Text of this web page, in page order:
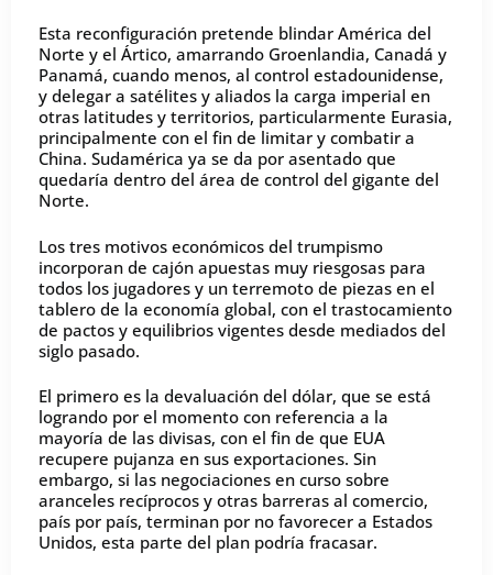
Esta reconfiguración pretende blindar América del
Norte y el Ártico, amarrando Groenlandia, Canadá y
Panamá, cuando menos, al control estadounidense,
y delegar a satélites y aliados la carga imperial en
otras latitudes y territorios, particularmente Eurasia,
principalmente con el fin de limitar y combatir a
China. Sudamérica ya se da por asentado que
quedaría dentro del área de control del gigante del
Norte.
Los tres motivos económicos del trumpismo
incorporan de cajón apuestas muy riesgosas para
todos los jugadores y un terremoto de piezas en el
tablero de la economía global, con el trastocamiento
de pactos y equilibrios vigentes desde mediados del
siglo pasado.
El primero es la devaluación del dólar, que se está
logrando por el momento con referencia a la
mayoría de las divisas, con el fin de que EUA
recupere pujanza en sus exportaciones. Sin
embargo, si las negociaciones en curso sobre
aranceles recíprocos y otras barreras al comercio,
país por país, terminan por no favorecer a Estados
Unidos, esta parte del plan podría fracasar.